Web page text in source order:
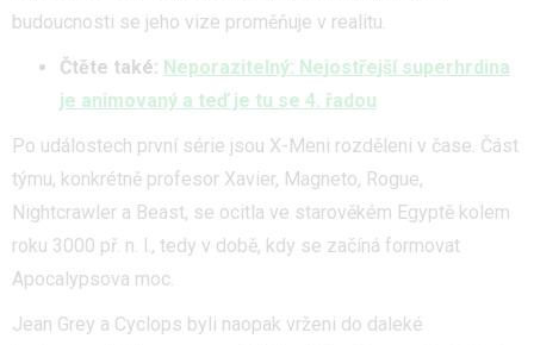
budoucnosti se jeho vize proměňuje v realitu.
Čtěte také: Neporazitelný: Nejostřejší superhrdina
je animovaný a teď je tu se 4. řadou
Po událostech první série jsou X-Meni rozděleni v čase. Část
týmu, konkrétně profesor Xavier, Magneto, Rogue,
Nightcrawler a Beast, se ocitla ve starověkém Egyptě kolem
roku 3000 př. n. l., tedy v době, kdy se začíná formovat
Apocalypsova moc.
Jean Grey a Cyclops byli naopak vrženi do daleké